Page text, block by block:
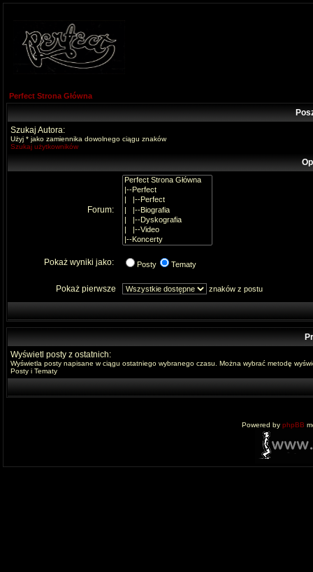
Perfect Strona Główna
Szukaj Autora:
Użyj * jako zamiennika dowolnego ciągu znaków
Szukaj użytkowników
Forum:
Pokaż wyniki jako: Posty Tematy
Pokaż pierwsze znaków z postu
Wyświetl posty z ostatnich:
Wyświetla posty napisane w ciągu ostatniego wybranego czasu. Można wybrać metodę
Posty i Tematy
Powered by phpBB